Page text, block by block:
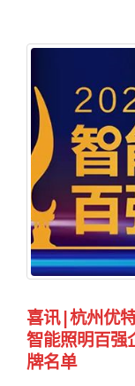
喜讯|杭州优
智能照明百强
牌名单